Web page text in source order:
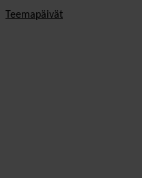
Teemapäivät